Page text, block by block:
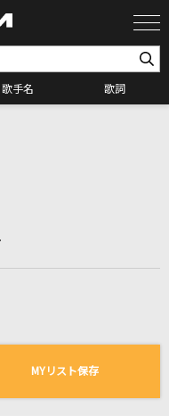
歌手名 歌詞
る曲の一覧
MYリスト保存